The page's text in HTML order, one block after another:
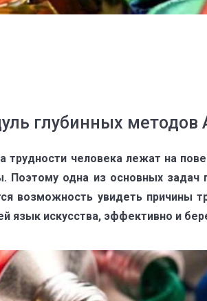
глубинных методов
трудности человека лежат на
Поэтому одна из основных задач
возможность увидеть причины
язык искусства, эффективно и